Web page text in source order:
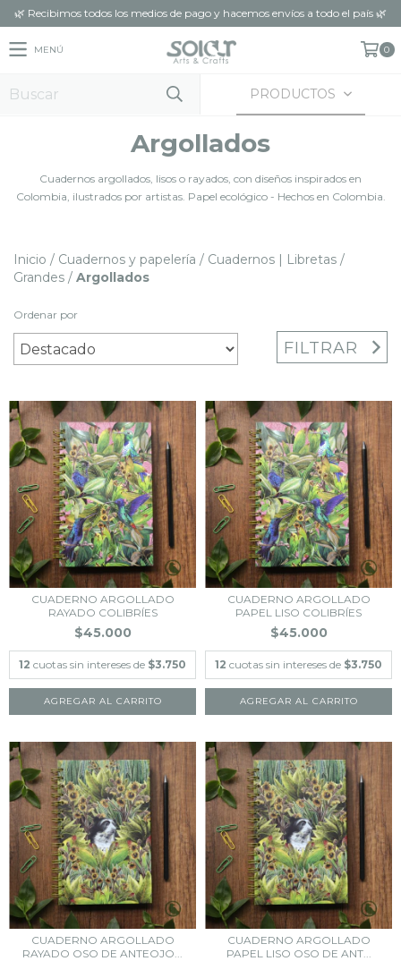
🌿 Recibimos todos los medios de pago y hacemos envíos a todo el país 🌿
MENÚ 0
PRODUCTOS
Argollados
Cuadernos argollados, lisos o rayados, con diseños inspirados en
Colombia, ilustrados por artistas. Papel ecológico - Hechos en Colombia.
Inicio / Cuadernos y papelería / Cuadernos | Libretas /
Grandes / Argollados
Ordenar por
FILTRAR
CUADERNO ARGOLLADO
RAYADO COLIBRÍES
$45.000
12 cuotas sin intereses de $3.750
CUADERNO ARGOLLADO
PAPEL LISO COLIBRÍES
$45.000
12 cuotas sin intereses de $3.750
CUADERNO ARGOLLADO
RAYADO OSO DE ANTEOJO...
CUADERNO ARGOLLADO
PAPEL LISO OSO DE ANT...